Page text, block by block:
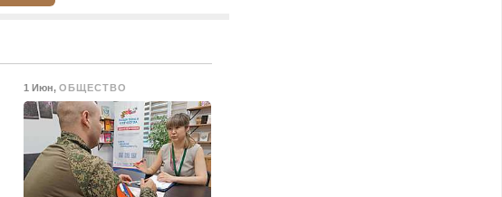
районы. Скидка.
Вызов бесплатный.
1 Июн, ОБЩЕСТВО